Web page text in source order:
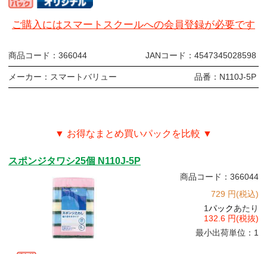
ご購入にはスマートスクールへの会員登録が必要です
商品コード： 366044 JANコード： 4547345028598
メーカー： スマートバリュー 品番： N110J-5P
▼ お得なまとめ買いパックを比較 ▼
スポンジタワシ25個 N110J-5P
商品コード：366044
729 円(税込)
1パックあたり
132.6 円(税抜)
最小出荷単位：1